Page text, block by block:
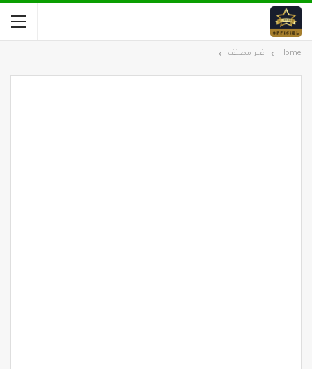
Home غير مصنف